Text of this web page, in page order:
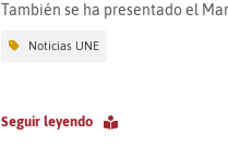
También se ha presentado el
Noticias UNE
Seguir leyendo